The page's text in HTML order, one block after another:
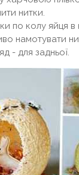
нитки.
по колу яйця в
намотувати
- для задньої.